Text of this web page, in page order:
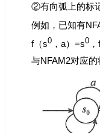
②有向弧上的标
例如，已知有
f（s0， a）=s0， f
与NFAM2对应的